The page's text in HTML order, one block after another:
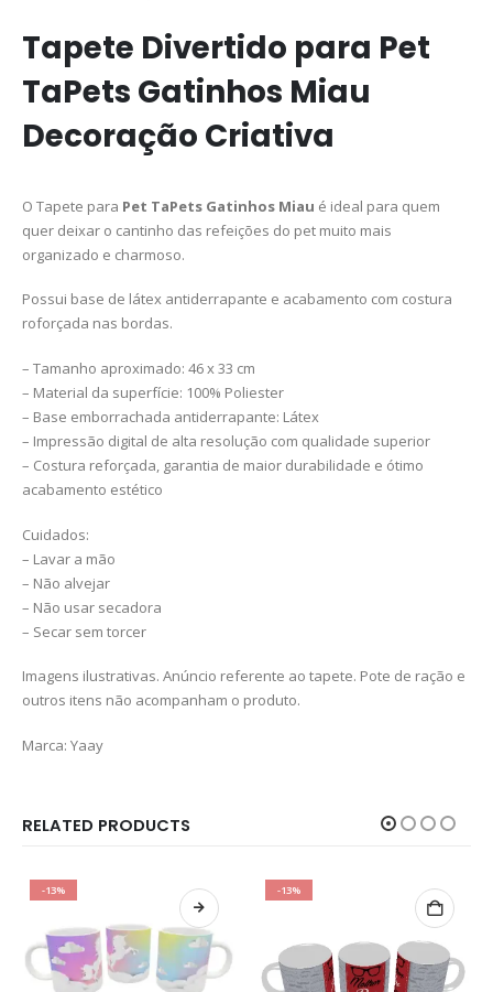
Tapete Divertido para Pet
TaPets Gatinhos Miau
Decoração Criativa
O Tapete para Pet TaPets Gatinhos Miau é ideal para quem
quer deixar o cantinho das refeições do pet muito mais
organizado e charmoso.
Possui base de látex antiderrapante e acabamento com costura
roforçada nas bordas.
– Tamanho aproximado: 46 x 33 cm
– Material da superfície: 100% Poliester
– Base emborrachada antiderrapante: Látex
– Impressão digital de alta resolução com qualidade superior
– Costura reforçada, garantia de maior durabilidade e ótimo
acabamento estético
Cuidados:
– Lavar a mão
– Não alvejar
– Não usar secadora
– Secar sem torcer
Imagens ilustrativas. Anúncio referente ao tapete. Pote de ração e
outros itens não acompanham o produto.
Marca: Yaay
RELATED PRODUCTS
-13% -13%